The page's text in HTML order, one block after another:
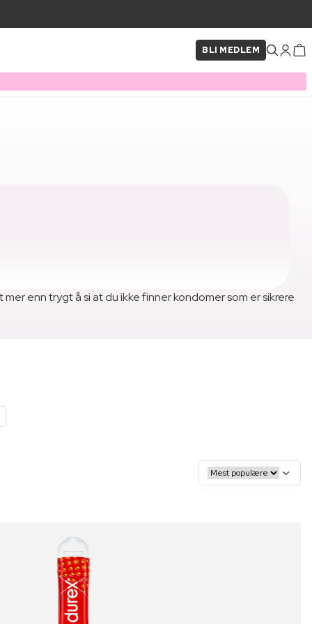
BLI MEDLEM
enn trygt å si at du ikke finner kondomer som er sikrere